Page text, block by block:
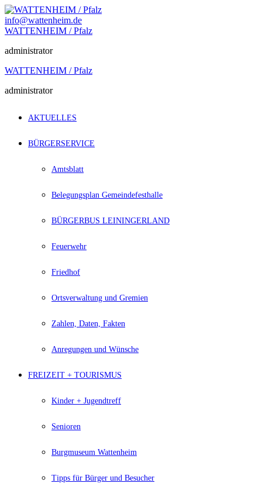
Zum
Inhalt
springen
info@wattenheim.de
WATTENHEIM / Pfalz
administrator
WATTENHEIM / Pfalz
administrator
AKTUELLES
BÜRGERSERVICE
Amtsblatt
Belegungsplan Gemeindefesthalle
BÜRGERBUS LEININGERLAND
Feuerwehr
Friedhof
Ortsverwaltung und Gremien
Zahlen, Daten, Fakten
Anregungen und Wünsche
FREIZEIT + TOURISMUS
Kinder + Jugendtreff
Senioren
Burgmuseum Wattenheim
Tipps für Bürger und Besucher